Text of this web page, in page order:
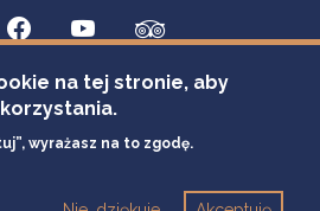
na tej stronie, aby
wyrażasz na to zgodę.